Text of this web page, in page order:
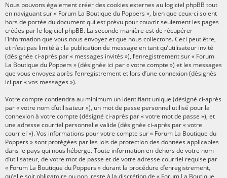
Nous pouvons également créer des cookies externes au logiciel phpBB tout
en naviguant sur « Forum La Boutique du Poppers », bien que ceux-ci soient
hors de portée du document qui est prévu pour couvrir seulement les pages
créées par le logiciel phpBB. La seconde manière est de récupérer
l’information que vous nous envoyez et que nous collectons. Ceci peut être,
et n’est pas limité à : la publication de message en tant qu’utilisateur invité
(désignée ci-après par « messages invités »), l’enregistrement sur « Forum
La Boutique du Poppers » (désignée ici par « votre compte ») et les messages
que vous envoyez après l’enregistrement et lors d’une connexion (désignés
ici par « vos messages »).
Votre compte contiendra au minimum un identifiant unique (désigné ci-après
par « votre nom d’utilisateur »), un mot de passe personnel utilisé pour la
connexion à votre compte (désigné ci-après par « votre mot de passe »), et
une adresse courriel personnelle valide (désignée ci-après par « votre
courriel »). Vos informations pour votre compte sur « Forum La Boutique du
Poppers » sont protégées par les lois de protection des données applicables
dans le pays qui nous héberge. Toute information en-dehors de votre nom
d’utilisateur, de votre mot de passe et de votre adresse courriel requise par
« Forum La Boutique du Poppers » durant la procédure d’enregistrement,